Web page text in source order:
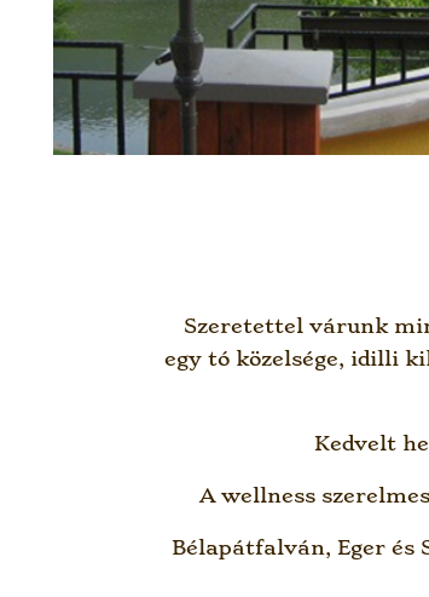
Szeretettel várunk
egy tó közelsége, idilli
Kedvelt
A wellness
Bélapátfalván, Eger és